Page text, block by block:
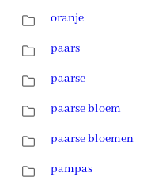
oranje
paars
paarse
paarse bloem
paarse bloemen
pampas